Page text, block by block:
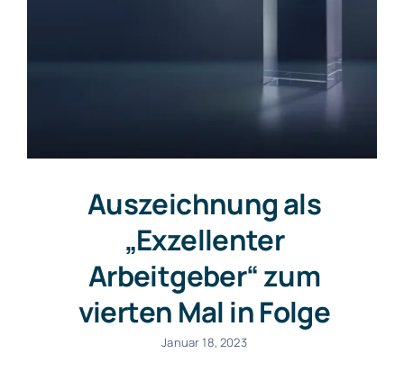
Auszeichnung als
„Exzellenter
Arbeitgeber“ zum
vierten Mal in Folge
Januar 18, 2023